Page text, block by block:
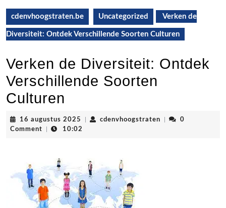
cdenvhoogstraten.be Uncategorized Verken de
Diversiteit: Ontdek Verschillende Soorten Culturen
Verken de Diversiteit: Ontdek
Verschillende Soorten
Culturen
16 augustus 2025 16
augustus
cdenvhoogstraten cdenvhoogstraten
0
Comment
10:02